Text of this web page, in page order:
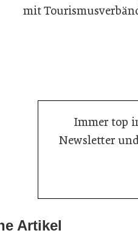
mit
Immer top
Newsletter
Artikel
Betrieben finden kaum